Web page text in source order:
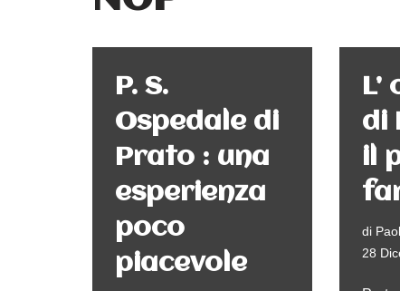
P. S.
Ospedale di
Prato : una
esperienza
poco
piacevole
di
il
di
28